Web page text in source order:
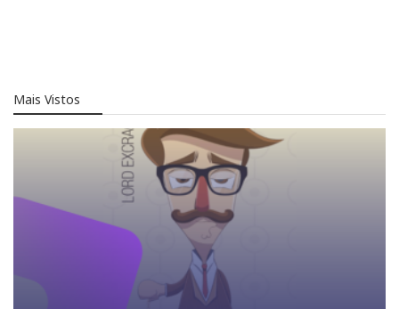
Mais Vistos